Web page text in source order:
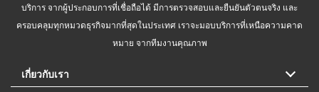
บริการ จากผู้ประกอบการที่เชื่อถือได้ มีการตรวจสอบและยืนยันตัวตนจริง และ
ครอบคลุมทุกหมวดธุรกิจมากที่สุดในประเทศ เราจะมอบบริการที่เหนือความคาด
หมาย จากทีมงานคุณภาพ
เกี่ยวกับเรา